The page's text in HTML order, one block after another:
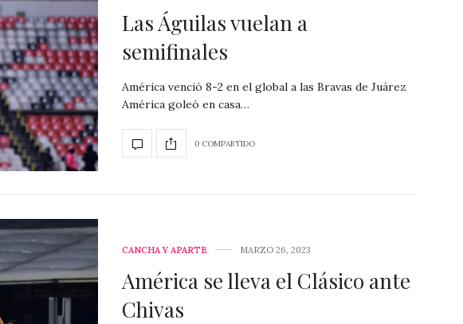
Las Águilas vuelan a
semifinales
América venció 8-2 en el global a las Bravas de Juárez
América goleó en casa…
0 COMPARTIDO
CANCHA Y APARTE MARZO 26, 2023
América se lleva el Clásico ante
Chivas